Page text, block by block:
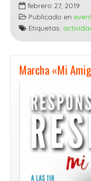
Escolares
febrero 27, 2019
Publicado en
Etiquetas:
Marcha «Mi